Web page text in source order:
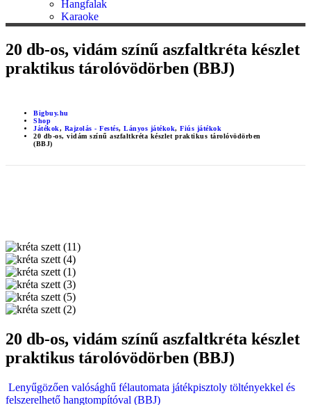
Hangfalak
Karaoke
20 db-os, vidám színű aszfaltkréta készlet
praktikus tárolóvödörben (BBJ)
Bigbuy.hu
Shop
Játékok, Rajzolás - Festés, Lányos játékok, Fiús játékok
20 db-os, vidám színű aszfaltkréta készlet praktikus tárolóvödörben
(BBJ)
20 db-os, vidám színű aszfaltkréta készlet
praktikus tárolóvödörben (BBJ)
Lenyűgözően valósághű félautomata játékpisztoly töltényekkel és
felszerelhető hangtompítóval (BBJ)